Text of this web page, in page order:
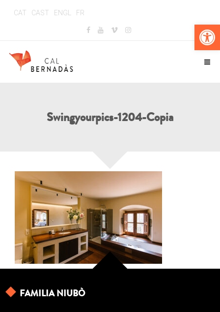
CAT CAST ENGL FR
Swingyourpics-1204-Copia
FAMILIA NIUBÒ